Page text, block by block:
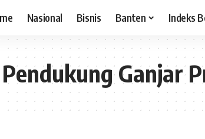
Nasional Bisnis Banten Indeks
Ganjar